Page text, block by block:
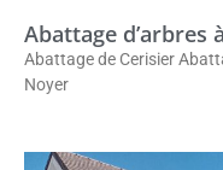
Abattage d’arbres
Abattage de Cerisier
Noyer